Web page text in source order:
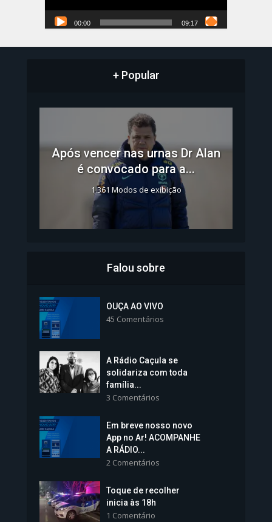
00:00 09:17
+ Popular
Após vencer nas urnas Dr Alan
é convocado para a...
1.361 Modos de exibição
Colégios da Polícia...
Vice-Prefeita Sheila Lemos
tomará posse nesta...
1.101 Modos de exibição
Falou sobre
OUÇA AO VIVO
45 Comentários
A Rádio Caçula se
solidariza com toda
família...
3 Comentários
Em breve nosso novo
App no Ar! ACOMPANHE
A RÁDIO...
2 Comentários
Toque de recolher
inicia às 18h
1 Comentário